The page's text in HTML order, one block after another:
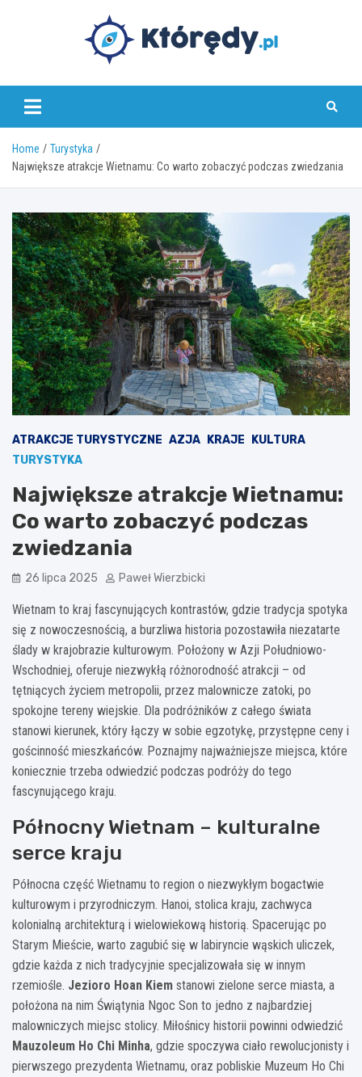
www.ktoredy.pl
Home
Turystyka
Największe atrakcje Wietnamu: Co warto zobaczyć podczas zwiedzania
ATRAKCJE TURYSTYCZNE AZJA KRAJE
KULTURA
TURYSTYKA
Największe atrakcje Wietnamu:
Co warto zobaczyć podczas
zwiedzania
26 lipca 2025 Paweł Wierzbicki
Wietnam to kraj fascynujących kontrastów, gdzie tradycja spotyka
się z nowoczesnością, a burzliwa historia pozostawiła niezatarte
ślady w krajobrazie kulturowym. Położony w Azji Południowo-
Wschodniej, oferuje niezwykłą różnorodność atrakcji – od
tętniących życiem metropolii, przez malownicze zatoki, po
spokojne tereny wiejskie. Dla podróżników z całego świata
stanowi kierunek, który łączy w sobie egzotykę, przystępne ceny i
gościnność mieszkańców. Poznajmy najważniejsze miejsca, które
koniecznie trzeba odwiedzić podczas podróży do tego
fascynującego kraju.
Północny Wietnam – kulturalne
serce kraju
Północna część Wietnamu to region o niezwykłym bogactwie
kulturowym i przyrodniczym. Hanoi, stolica kraju, zachwyca
kolonialną architekturą i wielowiekową historią. Spacerując po
Starym Mieście, warto zagubić się w labiryncie wąskich uliczek,
gdzie każda z nich tradycyjnie specjalizowała się w innym
rzemiośle. Jezioro Hoan Kiem stanowi zielone serce miasta, a
położona na nim Świątynia Ngoc Son to jedno z najbardziej
malowniczych miejsc stolicy. Miłośnicy historii powinni odwiedzić
Mauzoleum Ho Chi Minha, gdzie spoczywa ciało rewolucjonisty i
pierwszego prezydenta Wietnamu, oraz pobliskie Muzeum Ho Chi